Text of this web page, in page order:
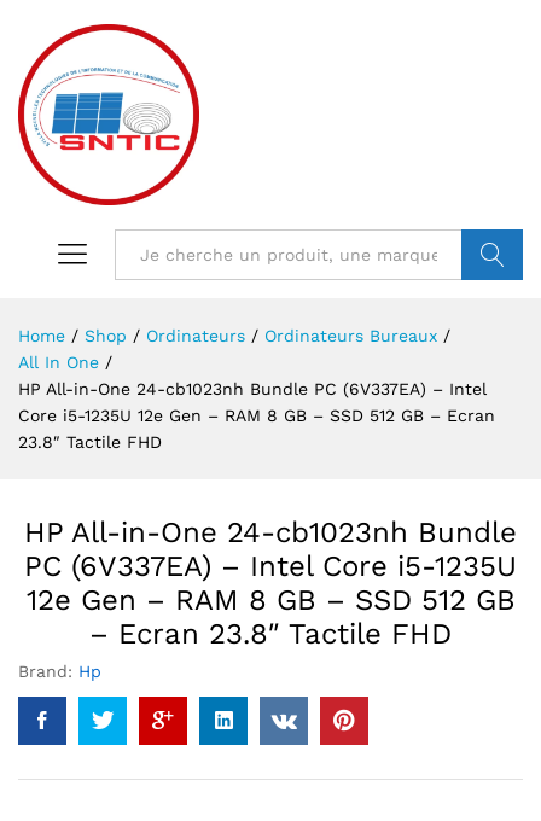
Home / Shop / Ordinateurs / Ordinateurs Bureaux /
All In One /
HP All-in-One 24-cb1023nh Bundle PC (6V337EA) – Intel
Core i5-1235U 12e Gen – RAM 8 GB – SSD 512 GB – Ecran
23.8″ Tactile FHD
HP All-in-One 24-cb1023nh Bundle
PC (6V337EA) – Intel Core i5-1235U
12e Gen – RAM 8 GB – SSD 512 GB
– Ecran 23.8″ Tactile FHD
Brand: Hp